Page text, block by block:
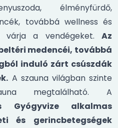
élményfürdő,
továbbá wellness és
várja a vendégeket. Az
medencéi, továbbá
induló zárt csúszdák
A szauna világban szinte
megtalálható. A
Gyógyvize alkalmas
és gerincbetegségek